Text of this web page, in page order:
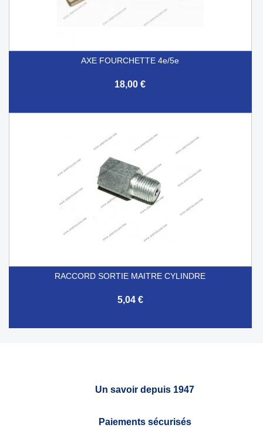
AXE FOURCHETTE 4e/5e
18,00 €
RACCORD SORTIE MAITRE CYLINDRE
5,04 €
Un savoir depuis 1947
Paiements sécurisés